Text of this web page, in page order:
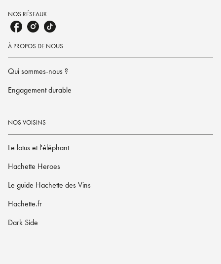
NOS RÉSEAUX
À PROPOS DE NOUS
Qui sommes-nous ?
Engagement durable
NOS VOISINS
Le lotus et l'éléphant
Hachette Heroes
Le guide Hachette des Vins
Hachette.fr
Dark Side